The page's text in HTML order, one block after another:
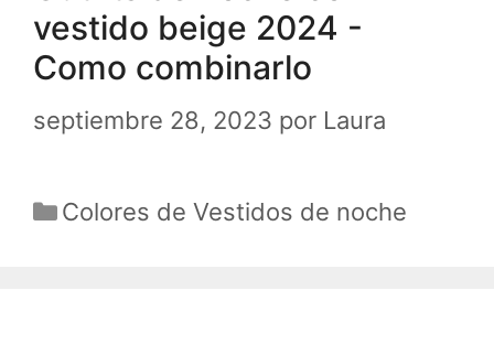
vestido beige 2024 -
Como combinarlo
septiembre 28, 2023 por Laura
Categorías
Colores de Vestidos de noche